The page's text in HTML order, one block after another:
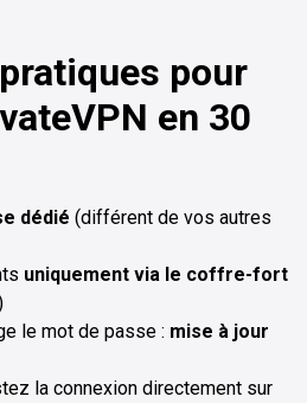
pour
en 30
dédié (différent de vos autres
uniquement via le coffre-fort
le mot de passe : mise à jour
la connexion directement sur